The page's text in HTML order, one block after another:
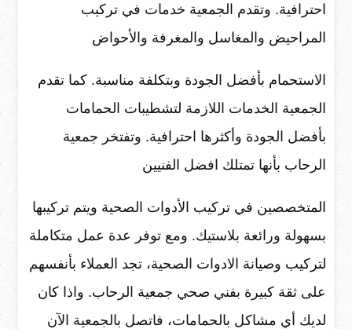
احترافية. وتقدم الجمعية خدمات في تركيب
المراحيض والمغاسل والمغرفة والأحواض
الاستحمام بأفضل الجودة وبتكلفة مناسبة. كما تقدم
الجمعية الخدمات اللازمة لتشطيبات الحمامات
بأفضل الجودة وأكثرها احترافية. وتفتخر جمعية
الرحاب بأنها تمتلك افضل الفنيين
المتخصصين في تركيب الأدوات الصحية ويتم تركيبها
بسهولة ورائعة بلاستيك. ومع توفر عدة عمل متكاملة
لتركيب وصيانة الادوات الصحية، تجد العملاء بأنفسهم
على ثقة كبيرة بفني صحي جمعية الرحاب. واذا كان
لديك أي مشاكل بالحمامات، فاتصل بالجمعية الآن